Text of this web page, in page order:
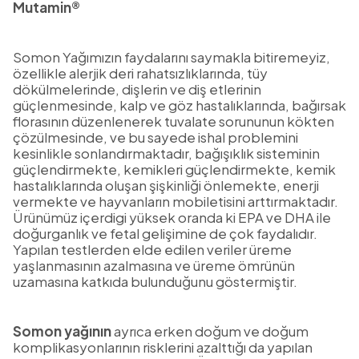
Mutamin®
Somon Yağımızın faydalarını saymakla bitiremeyiz,
özellikle alerjik deri rahatsızlıklarında, tüy
dökülmelerinde, dişlerin ve diş etlerinin
güçlenmesinde, kalp ve göz hastalıklarında, bağırsak
florasının düzenlenerek tuvalate sorununun kökten
çözülmesinde, ve bu sayede ishal problemini
kesinlikle sonlandırmaktadır, bağışıklık sisteminin
güçlendirmekte, kemikleri güçlendirmekte, kemik
hastalıklarında oluşan şişkinliği önlemekte, enerji
vermekte ve hayvanların mobiletisini arttırmaktadır.
Ürünümüz içerdigi yüksek oranda ki EPA ve DHA ile
doğurganlık ve fetal gelişimine de çok faydalıdır.
Yapılan testlerden elde edilen veriler üreme
yaşlanmasının azalmasına ve üreme ömrünün
uzamasına katkıda bulunduğunu göstermiştir.
Somon yağınınayrıca erken doğum ve doğum
komplikasyonlarının risklerini azalttığı da yapılan